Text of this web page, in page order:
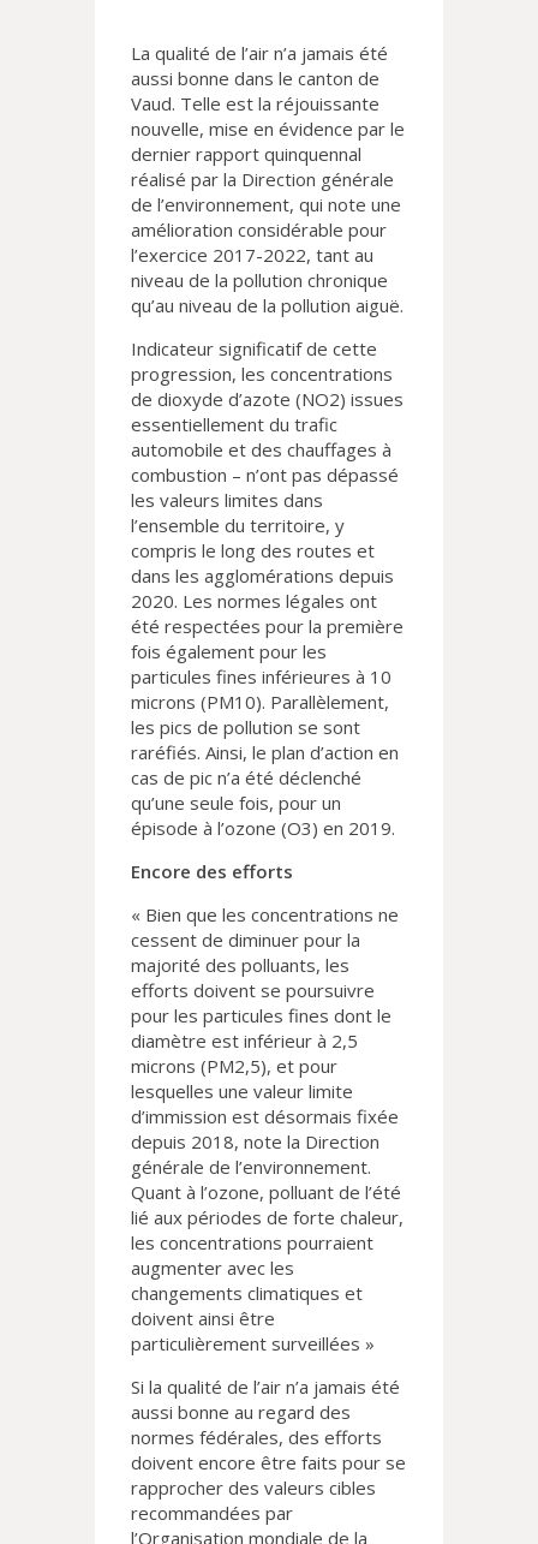
La qualité de l’air n’a jamais été
aussi bonne dans le canton de
Vaud. Telle est la réjouissante
nouvelle, mise en évidence par le
dernier rapport quinquennal
réalisé par la Direction générale
de l’environnement, qui note une
amélioration considérable pour
l’exercice 2017-2022, tant au
niveau de la pollution chronique
qu’au niveau de la pollution aiguë.
Indicateur significatif de cette
progression, les concentrations
de dioxyde d’azote (NO2) issues
essentiellement du trafic
automobile et des chauffages à
combustion – n’ont pas dépassé
les valeurs limites dans
l’ensemble du territoire, y
compris le long des routes et
dans les agglomérations depuis
2020. Les normes légales ont
été respectées pour la première
fois également pour les
particules fines inférieures à 10
microns (PM10). Parallèlement,
les pics de pollution se sont
raréfiés. Ainsi, le plan d’action en
cas de pic n’a été déclenché
qu’une seule fois, pour un
épisode à l’ozone (O3) en 2019.
Encore des efforts
« Bien que les concentrations ne
cessent de diminuer pour la
majorité des polluants, les
efforts doivent se poursuivre
pour les particules fines dont le
diamètre est inférieur à 2,5
microns (PM2,5), et pour
lesquelles une valeur limite
d’immission est désormais fixée
depuis 2018, note la Direction
générale de l’environnement.
Quant à l’ozone, polluant de l’été
lié aux périodes de forte chaleur,
les concentrations pourraient
augmenter avec les
changements climatiques et
doivent ainsi être
particulièrement surveillées »
Si la qualité de l’air n’a jamais été
aussi bonne au regard des
normes fédérales, des efforts
doivent encore être faits pour se
rapprocher des valeurs cibles
recommandées par
l’Organisation mondiale de la